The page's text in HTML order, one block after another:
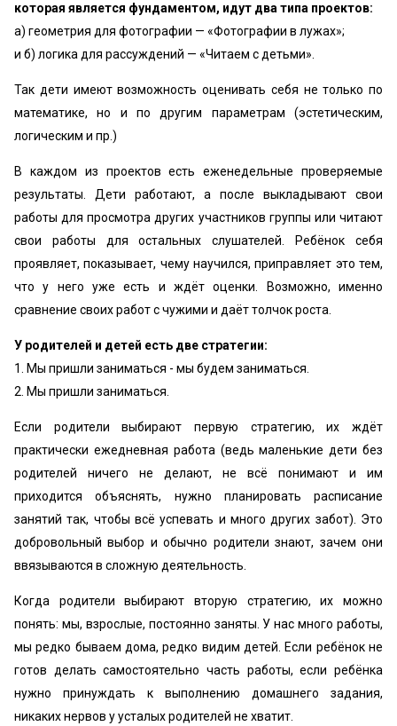
которая является фундаментом, идут два типа проектов:
а) геометрия для фотографии — «‎Фотографии в лужах»;
и б) логика для рассуждений — «‎Читаем с детьми».
Так дети имеют возможность оценивать себя не только по
математике, но и по другим параметрам (эстетическим,
логическим и пр.)
В каждом из проектов есть еженедельные проверяемые
результаты. Дети работают, а после выкладывают свои
работы для просмотра других участников группы или читают
свои работы для остальных слушателей. Ребёнок себя
проявляет, показывает, чему научился, приправляет это тем,
что у него уже есть и ждёт оценки. Возможно, именно
сравнение своих работ с чужими и даёт толчок роста.
У родителей и детей есть две стратегии:
1. Мы пришли заниматься - мы будем заниматься.
2. Мы пришли заниматься.
Если родители выбирают первую стратегию, их ждёт
практически ежедневная работа (ведь маленькие дети без
родителей ничего не делают, не всё понимают и им
приходится объяснять, нужно планировать расписание
занятий так, чтобы всё успевать и много других забот). Это
добровольный выбор и обычно родители знают, зачем они
ввязываются в сложную деятельность.
Когда родители выбирают вторую стратегию, их можно
понять: мы, взрослые, постоянно заняты. У нас много работы,
мы редко бываем дома, редко видим детей. Если ребёнок не
готов делать самостоятельно часть работы, если ребёнка
нужно принуждать к выполнению домашнего задания,
никаких нервов у усталых родителей не хватит.